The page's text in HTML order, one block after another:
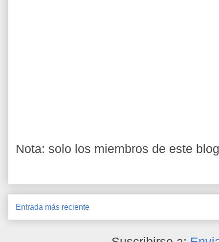
Nota: solo los miembros de este
Entrada más reciente